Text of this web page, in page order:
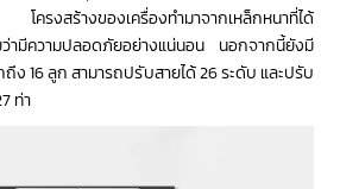
รงสร้างของเครื่องทำมาจากเหล็กหนาที่ได้
ว่ามีความปลอดภัยอย่างแน่นอน นอกจากนี้ยังมี
ง 16 ลูก สามารถปรับสายได้ 26 ระดับ และปรับ
ท่า